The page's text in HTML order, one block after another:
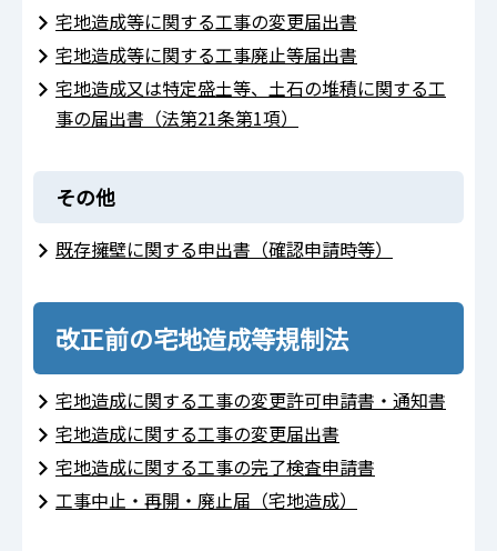
宅地造成等に関する工事の変更届出書
宅地造成等に関する工事廃止等届出書
宅地造成又は特定盛土等、土石の堆積に関する工
事の届出書（法第21条第1項）
その他
既存擁壁に関する申出書（確認申請時等）
改正前の宅地造成等規制法
宅地造成に関する工事の変更許可申請書・通知書
宅地造成に関する工事の変更届出書
宅地造成に関する工事の完了検査申請書
工事中止・再開・廃止届（宅地造成）